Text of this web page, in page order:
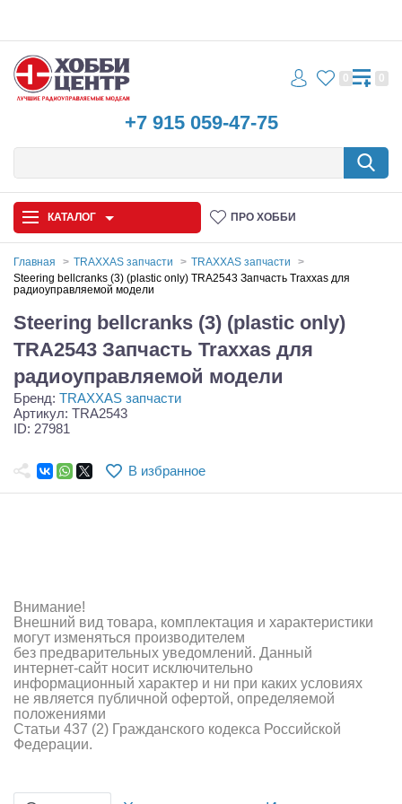
+7 915 059-47-75
0 0
КАТАЛОГ ПРО ХОББИ
Автомодели
Запчасти и аксессуары
Игрушки
Самолеты
Судомодели
Зарядные устройства и блоки питания
Двигатели
Технические жидкости
Инструмент,измерительные приборы,расходники
Главная TRAXXAS запчасти
TRAXXAS запчасти
Steering bellcranks (3) (plastic only) TRA2543 Запчасть Traxxas для
радиоуправляемой модели
Steering bellcranks (3) (plastic only)
TRA2543 Запчасть Traxxas для
радиоуправляемой модели
Бренд: TRAXXAS запчасти
Артикул: TRA2543
ID: 27981
В избранное
Внимание!
Внешний вид товара, комплектация и характеристики
могут изменяться производителем
без предварительных уведомлений. Данный
интернет-сайт носит исключительно
информационный характер и ни при каких условиях
не является публичной офертой, определяемой
положениями
Статьи 437 (2) Гражданского кодекса Российской
Федерации.